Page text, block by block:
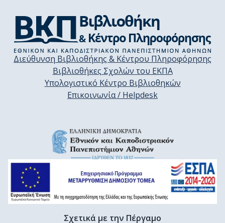
Διεύθυνση Βιβλιοθήκης & Κέντρου Πληροφόρησης
Βιβλιοθήκες Σχολών του ΕΚΠΑ
Υπολογιστικό Κέντρο Βιβλιοθηκών
Επικοινωνία / Helpdesk
Σχετικά με την Πέργαμο